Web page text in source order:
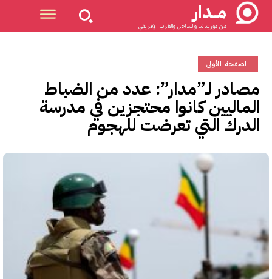
مــدار
من موريتانيا والساحل والغرب الإفريقي
الصفحة الأولى
مصادر لـ”مدار”: عدد من الضباط
الماليين كانوا محتجزين في مدرسة
الدرك التي تعرضت للهجوم